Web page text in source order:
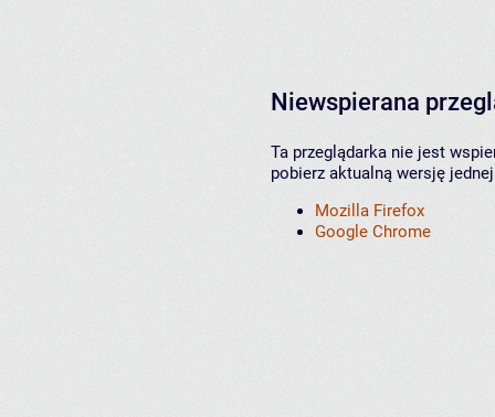
Niewspierana
Ta przeglądarka nie jest
pobierz aktualną wersję
Mozilla Firefox
Google Chrome